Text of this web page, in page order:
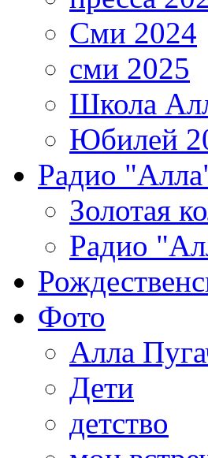
Сми 2024
сми 2025
Школа
Юбилей
Радио
Золотая
Радио
Фото
Алла
Дети
детство